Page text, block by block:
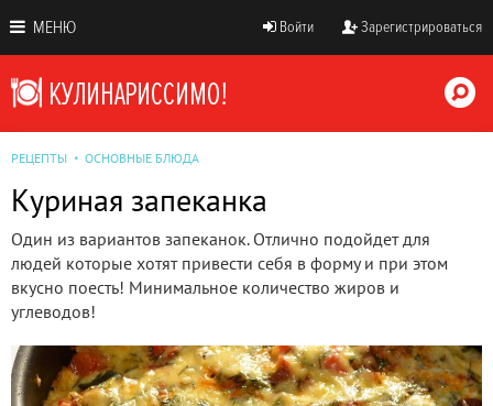
МЕНЮ Войти Зарегистрироваться
РЕЦЕПТЫ ОСНОВНЫЕ БЛЮДА
Куриная запеканка
Один из вариантов запеканок. Отлично подойдет для
людей которые хотят привести себя в форму и при этом
вкусно поесть! Минимальное количество жиров и
углеводов!